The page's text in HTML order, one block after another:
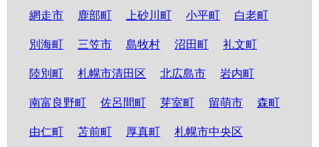
網走市 鹿部町 上砂川町 小平町 白老町
別海町 三笠市 島牧村 沼田町 礼文町
陸別町 札幌市清田区 北広島市 岩内町
南富良野町 佐呂間町 芽室町 留萌市 森町
由仁町 苫前町 厚真町 札幌市中央区